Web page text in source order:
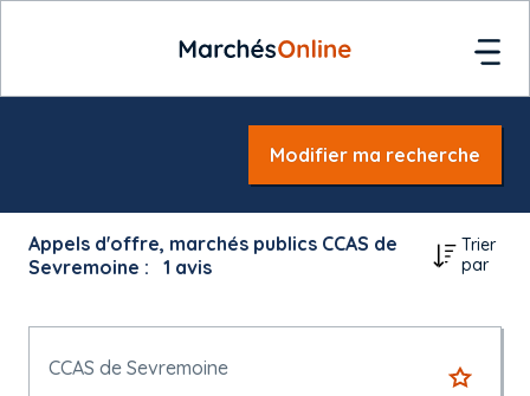
Modifier ma recherche
Appels d'offre, marchés publics CCAS de
Sevremoine :
1 avis
Trier
par
CCAS de Sevremoine